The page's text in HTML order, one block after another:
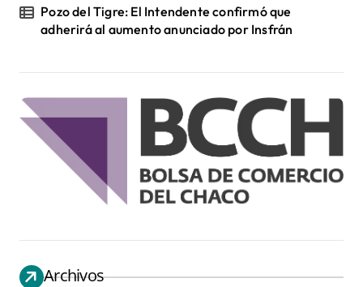
Pozo del Tigre: El Intendente confirmó que
adherirá al aumento anunciado por Insfrán
Archivos